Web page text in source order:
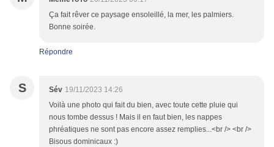
Ça fait rêver ce paysage ensoleillé, la mer, les palmiers.
Bonne soirée.
Répondre
S Sév 19/11/2023 14:26
Voilà une photo qui fait du bien, avec toute cette pluie qui
nous tombe dessus ! Mais il en faut bien, les nappes
phréatiques ne sont pas encore assez remplies...<br /> <br />
Bisous dominicaux :)